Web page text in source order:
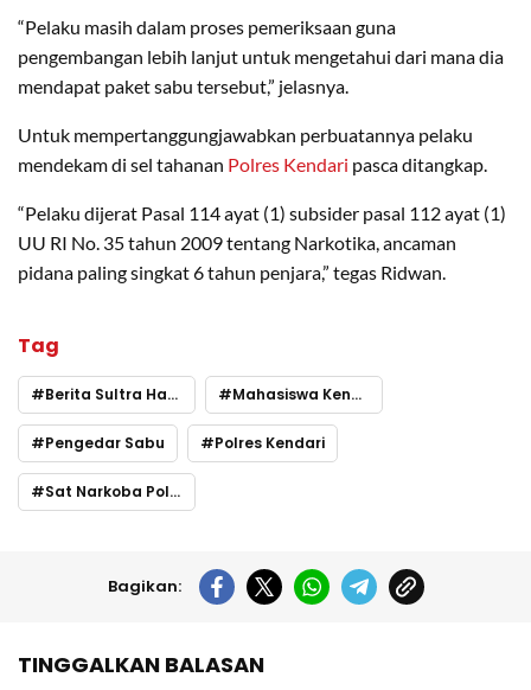
“Pelaku masih dalam proses pemeriksaan guna
pengembangan lebih lanjut untuk mengetahui dari mana dia
mendapat paket sabu tersebut,” jelasnya.
Untuk mempertanggungjawabkan perbuatannya pelaku
mendekam di sel tahanan Polres Kendari pasca ditangkap.
“Pelaku dijerat Pasal 114 ayat (1) subsider pasal 112 ayat (1)
UU RI No. 35 tahun 2009 tentang Narkotika, ancaman
pidana paling singkat 6 tahun penjara,” tegas Ridwan.
Tag
Berita Sultra Hari ini Mahasiswa Kendari
Pengedar Sabu Polres Kendari
Sat Narkoba Polres Kendari
Bagikan:
TINGGALKAN BALASAN